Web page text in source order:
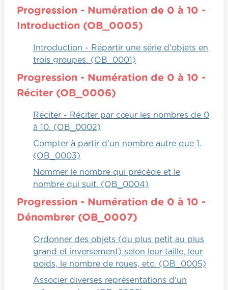
la suite. Évidemment, ça leur permet de
valeurs de position, c'est-à-dire les unités,
les dizaines et les centaines.
Progression - Numération de 0 à 10 -
Introduction (OB_0005)
Introduction - Répartir une série d'objets en
trois groupes. (OB_0001)
Progression - Numération de 0 à 10 -
Réciter (OB_0006)
Réciter - Réciter par cœur les nombres de 0
à 10. (OB_0002)
Compter à partir d'un nombre autre que 1.
(OB_0003)
Nommer le nombre qui précède et le
nombre qui suit. (OB_0004)
Progression - Numération de 0 à 10 -
Dénombrer (OB_0007)
Ordonner des objets (du plus petit au plus
grand et inversement) selon leur taille, leur
poids, le nombre de roues, etc. (OB_0005)
Associer diverses représentations d'un